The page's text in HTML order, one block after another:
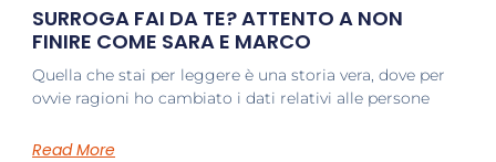
SURROGA FAI DA TE? ATTENTO A NON
FINIRE COME SARA E MARCO
Quella che stai per leggere è una storia vera, dove per
ovvie ragioni ho cambiato i dati relativi alle persone
Read More